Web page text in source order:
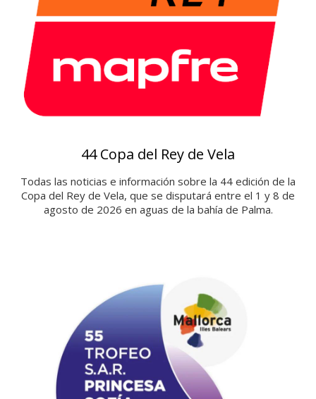
44 Copa del Rey de Vela
Todas las noticias e información sobre la 44 edición de la
Copa del Rey de Vela, que se disputará entre el 1 y 8 de
agosto de 2026 en aguas de la bahía de Palma.